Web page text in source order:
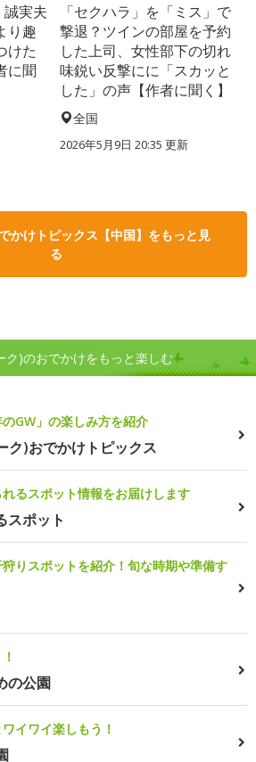
誠実夫
り趣
けた
に聞
「セクハラ」を「ミス」で
撃退？ツインの部屋を予約
した上司、女性部下の切れ
味鋭い反撃にに「スカッと
した」の声【作者に聞く】
全国
2026年5月9日 20:35 更新
かけトピックス【中国】をもっと見
る
ク)のおでかけをもっと楽しむ
GW」の楽しみ方を紹介
ク)おでかけトピックス
るスポット情報をお届けします
スポット
りスポットを紹介！旬な時期や準備す
の公園
イワイ楽しもう！